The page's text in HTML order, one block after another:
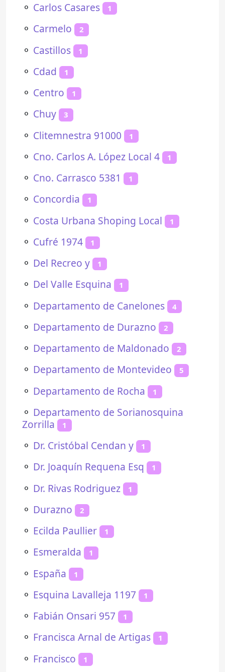
⚬ Carlos Casares 1
⚬ Carmelo 2
⚬ Castillos 1
⚬ Cdad 1
⚬ Centro 1
⚬ Chuy 3
⚬ Clitemnestra 91000 1
⚬ Cno. Carlos A. López Local 4 1
⚬ Cno. Carrasco 5381 1
⚬ Concordia 1
⚬ Costa Urbana Shoping Local 1
⚬ Cufré 1974 1
⚬ Del Recreo y 1
⚬ Del Valle Esquina 1
⚬ Departamento de Canelones 4
⚬ Departamento de Durazno 2
⚬ Departamento de Maldonado 2
⚬ Departamento de Montevideo 5
⚬ Departamento de Rocha 1
⚬ Departamento de Sorianosquina
Zorrilla
1
⚬ Dr. Cristóbal Cendan y 1
⚬ Dr. Joaquín Requena Esq 1
⚬ Dr. Rivas Rodriguez 1
⚬ Durazno 2
⚬ Ecilda Paullier 1
⚬ Esmeralda 1
⚬ España 1
⚬ Esquina Lavalleja 1197 1
⚬ Fabián Onsari 957 1
⚬ Francisca Arnal de Artigas 1
⚬ Francisco 1